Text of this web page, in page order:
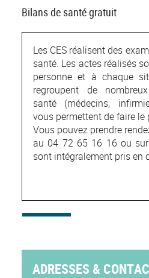
Bilans de santé gratuit
Les CES réalisent des
santé. Les actes réalisés
personne et à chaque
regroupent de
santé (médecins,
vous permettent de faire
Vous pouvez prendre
au 04 72 65 16 16 ou
sont intégralement pris en
ADRESSES &